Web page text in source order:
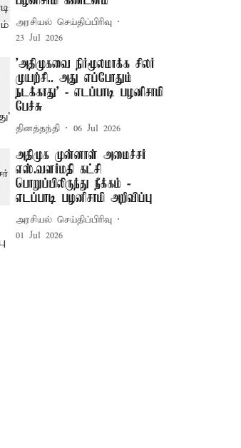
அரசியல் செய்திப்பிரிவு
23 Jul 2026
’அதிமுகவை நிர்மூலமாக்க சிலர்
முயற்சி.. அது எப்போதும்
நடக்காது’ - எடப்பாடி பழனிசாமி
பேச்சு
தினத்தந்தி 06 Jul 2026
அதிமுக முன்னாள் அமைச்சர்
எஸ்.வளர்மதி கட்சி
பொறுப்பிலிருந்து நீக்கம் -
எடப்பாடி பழனிசாமி அறிவிப்பு
அரசியல் செய்திப்பிரிவு
01 Jul 2026